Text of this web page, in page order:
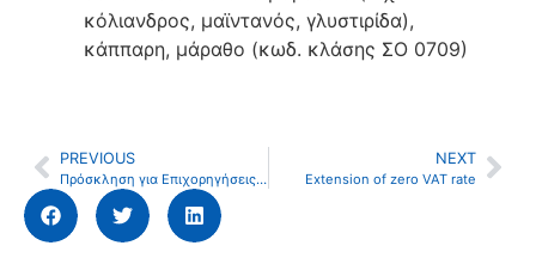
κόλιανδρος, μαϊντανός, γλυστιρίδα),
κάππαρη, μάραθο (κωδ. κλάσης ΣΟ 0709)
PREVIOUS
Πρόσκληση για Επιχορηγήσεις Δράσεων Ενεργειακής Απόδοσης έως 10.000 ευρώ!
NEXT
Extension of zero VAT rate